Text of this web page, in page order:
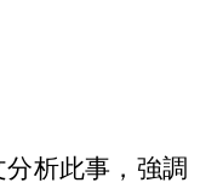
析此事，強調